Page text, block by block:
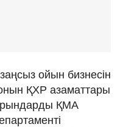
ойын бизнесін
ҚХР азаматтары
ҚМА